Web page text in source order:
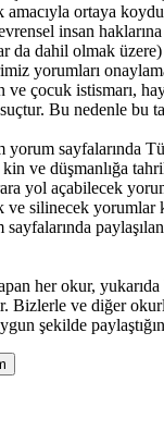
amacıyla ortaya
insan
da dahil olmak
yorumları
ve çocuk istismarı,
Bu nedenle bu
yorum sayfalarında
ve düşmanlığa
yol açabilecek
silinecek yorumlar
her okur,
Bizlerle ve diğer
şekilde